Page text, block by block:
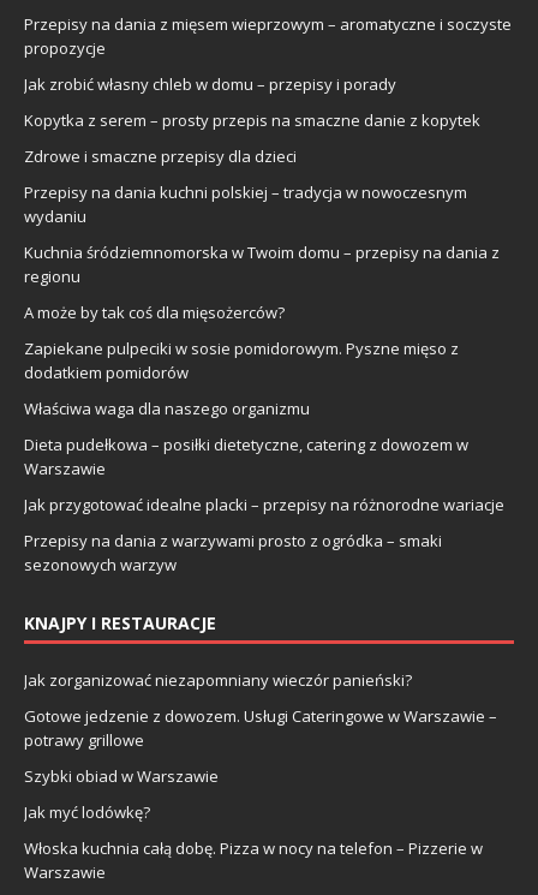
Przepisy na dania z mięsem wieprzowym – aromatyczne i soczyste
propozycje
Jak zrobić własny chleb w domu – przepisy i porady
Kopytka z serem – prosty przepis na smaczne danie z kopytek
Zdrowe i smaczne przepisy dla dzieci
Przepisy na dania kuchni polskiej – tradycja w nowoczesnym
wydaniu
Kuchnia śródziemnomorska w Twoim domu – przepisy na dania z
regionu
A może by tak coś dla mięsożerców?
Zapiekane pulpeciki w sosie pomidorowym. Pyszne mięso z
dodatkiem pomidorów
Właściwa waga dla naszego organizmu
Dieta pudełkowa – posiłki dietetyczne, catering z dowozem w
Warszawie
Jak przygotować idealne placki – przepisy na różnorodne wariacje
Przepisy na dania z warzywami prosto z ogródka – smaki
sezonowych warzyw
KNAJPY I RESTAURACJE
Jak zorganizować niezapomniany wieczór panieński?
Gotowe jedzenie z dowozem. Usługi Cateringowe w Warszawie –
potrawy grillowe
Szybki obiad w Warszawie
Jak myć lodówkę?
Włoska kuchnia całą dobę. Pizza w nocy na telefon – Pizzerie w
Warszawie